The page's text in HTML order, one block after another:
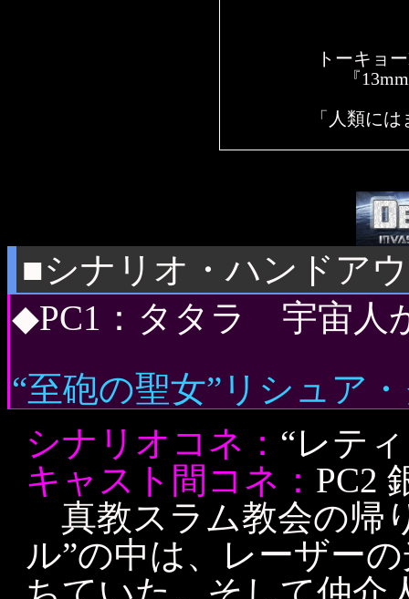
トーキョ
『
「人類に
■シナリオ・ハンドア
◆PC1：タタラ 宇宙人
“至砲の聖女”リシュア
シナリオコネ： “レテ
キャスト間コネ： PC2
真教スラム教会の帰
ル”の中は、レーザー